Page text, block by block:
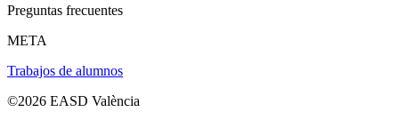
Preguntas frecuentes
META
Trabajos de alumnos
©2026 EASD València